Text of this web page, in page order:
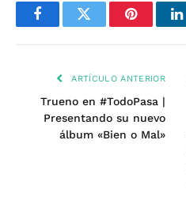
FacebookTwitter Pinterest
ARTÍCULO ANTERIOR
Trueno en #TodoPasa |
Presentando su nuevo
álbum «Bien o Mal»